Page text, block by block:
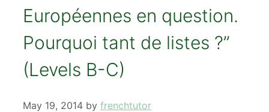
Européennes en question.
Pourquoi tant de listes ?”
(Levels B-C)
May 19, 2014 by frenchtutor